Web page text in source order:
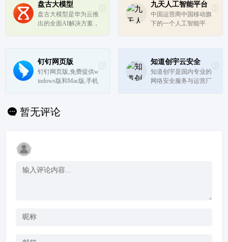
势，为客户提供行业领
先的云计算、大数据、
人工智能等产品和专业
盘古大模型
盘古大模型是华为云推
出的全面AI解决方案，
算等多个领域。
九天人工智能平台
中国运营商中国移动旗
下的一个人工智能平
5G、云计算和人工智
能技术为基础，提供数
智化行业解决方案，并
钉钉网页版
钉钉网页版,免费提供w
indows版和Mac版,手机
箱,免费通话,移动考勤,
流程审批,通讯录管理
知道创宇云安全
知道创宇是国内专业的
网络安全服务与运营厂
暂无评论